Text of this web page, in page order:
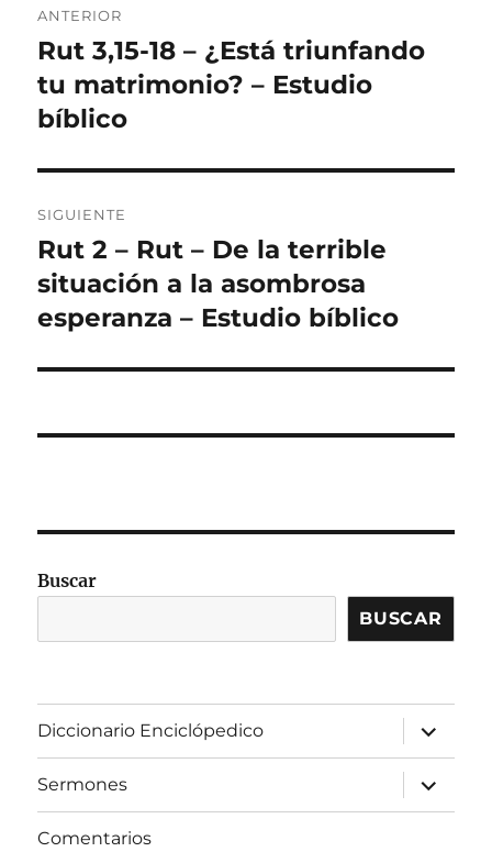
de
entradas
ANTERIOR
Entrada
anterior:
Rut 3,15-18 – ¿Está triunfando
tu matrimonio? – Estudio
bíblico
SIGUIENTE
Entrada
siguiente:
Rut 2 – Rut – De la terrible
situación a la asombrosa
esperanza – Estudio bíblico
Buscar
BUSCAR
Diccionario Enciclópedico
expandir
el
menú
inferior
Sermones
expandir
el
menú
Comentarios